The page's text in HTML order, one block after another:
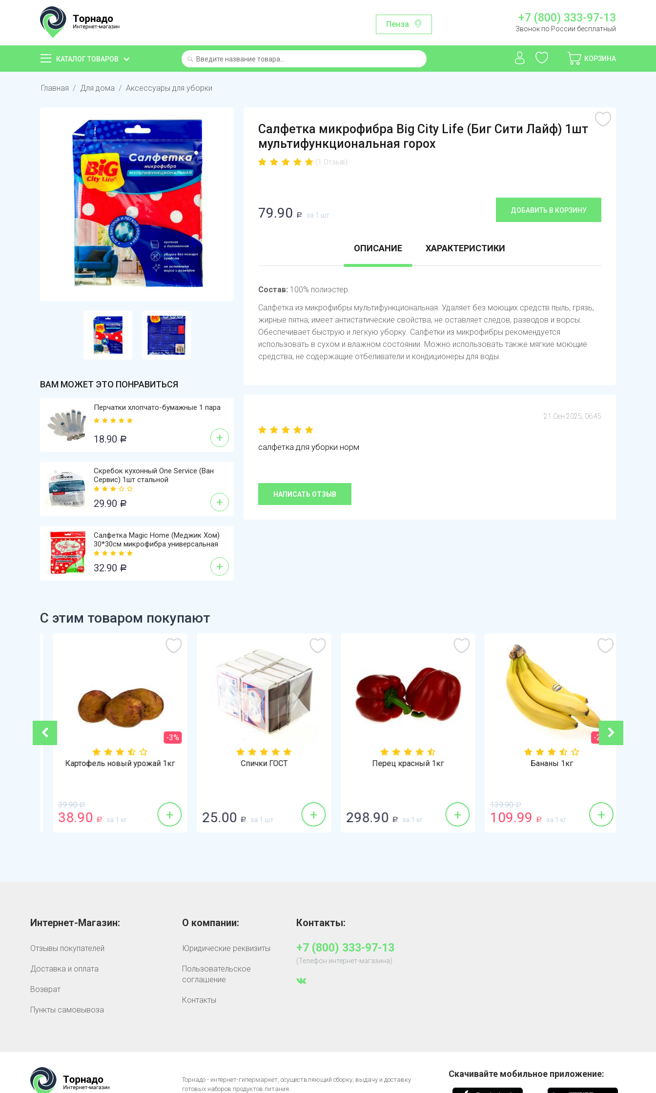
Пенза +7 (800) 333-97-13
Звонок по России бесплатный
КАТАЛОГ ТОВАРОВ КОРЗИНА
Главная / Для дома / Аксессуары для уборки
ВАМ МОЖЕТ ЭТО ПОНРАВИТЬСЯ
Перчатки хлопчато-бумажные 1 пара
18.90 Р +
Скребок кухонный One Service (Ван
Сервис) 1шт стальной
29.90 Р +
Салфетка Magic Home (Меджик Хом)
30*30см микрофибра универсальная
32.90 Р +
Салфетка микрофибра Big City Life (Биг Сити Лайф) 1шт
мультифункциональная горох
(1 Отзыв)
79.90 Р за 1 шт
ДОБАВИТЬ В КОРЗИНУ
ОПИСАНИЕ ХАРАКТЕРИСТИКИ
Состав: 100% полиэстер.
Салфетка из микрофибры мультифункциональная. Удаляет без моющих средств пыль, грязь,
жирные пятна, имеет антистатические свойства, не оставляет следов, разводов и ворсы.
Обеспечивает быструю и легкую уборку. Салфетки из микрофибры рекомендуется
использовать в сухом и влажном состоянии. Можно использовать также мягкие моющие
средства, не содержащие отбеливатели и кондиционеры для воды.
21 Сен 2025, 06:45
салфетка для уборки норм
НАПИСАТЬ ОТЗЫВ
С этим товаром покупают
-3%
Картофель новый урожай 1кг
39.90 Р
38.90 Р за 1 кг +
Спички ГОСТ
25.00 Р за 1 шт +
Перец красный 1кг
298.90 Р за 1 кг +
-21%
Бананы 1кг
139.90 Р
109.99 Р за 1 кг +
Интернет-Магазин:
Отзывы покупателей
Доставка и оплата
Возврат
Пункты самовывоза
О компании:
Юридические реквизиты
Пользовательское
соглашение
Контакты
Контакты:
+7 (800) 333-97-13
(Телефон интернет-магазина)
Торнадо - интернет-гипермаркет, осуществляющий сборку, выдачу и доставку
готовых наборов продуктов питания.
Скачивайте мобильное приложение: